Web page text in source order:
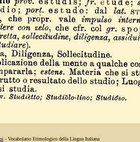
- Vocabolario Etimologico della Lingua Italiana